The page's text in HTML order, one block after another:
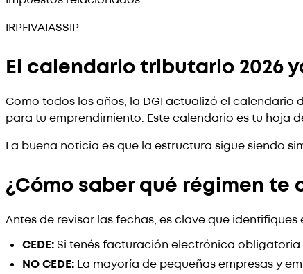
IRPFIVAIASSIP
El calendario tributario 2026
Como todos los años, la DGI actualizó el
para tu emprendimiento. Este calendario es tu hoja
La buena noticia es que la estructura sigue siendo
¿Cómo saber qué régimen te
Antes de revisar las fechas, es clave que
CEDE:Si tenés facturación electrónica
NO CEDE: La mayoría de pequeñas empresas y